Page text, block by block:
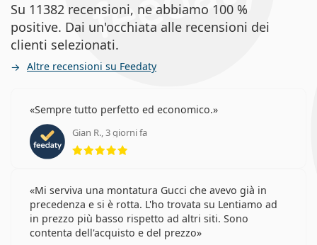
Su 11382 recensioni, ne abbiamo 100 %
positive. Dai un'occhiata alle recensioni dei
clienti selezionati.
Altre recensioni su Feedaty
Sempre tutto perfetto ed economico.
Gian R., 3 giorni fa
Mi serviva una montatura Gucci che avevo già in
precedenza e si è rotta. L'ho trovata su Lentiamo ad
in prezzo più basso rispetto ad altri siti. Sono
contenta dell'acquisto e del prezzo